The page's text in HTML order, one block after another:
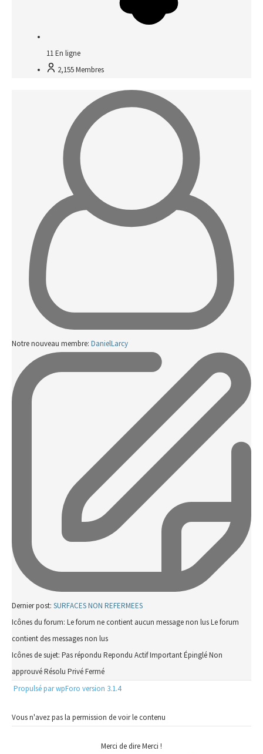
11En ligne
2,155Membres
Notre nouveau membre: DanielLarcy
Dernier post: SURFACES NON REFERMEES
Icônes du forum: Le forum ne contient aucun message non lusLe forum
contient des messages non lus
Icônes de sujet: Pas répondu Repondu ActifImportantÉpingléNon
approuvéRésolu PrivéFermé
Propulsé par wpForo version 3.1.4
Vous n'avez pas la permission de voir le contenu
Merci de dire Merci !